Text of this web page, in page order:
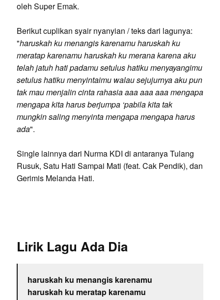
oleh Super Emak.
Berikut cuplikan syair nyanyian / teks dari lagunya:
"haruskah ku menangis karenamu haruskah ku
meratap karenamu haruskah ku merana karena aku
telah jatuh hati padamu setulus hatiku menyayangimu
setulus hatiku menyintaimu walau sejujurnya aku pun
tak mau menjalin cinta rahasia aaa aaa aaa mengapa
mengapa kita harus berjumpa ‘pabila kita tak
mungkin saling menyinta mengapa mengapa harus
ada".
Single lainnya dari Nurma KDI di antaranya Tulang
Rusuk, Satu Hati Sampai Mati (feat. Cak Pendik), dan
Gerimis Melanda Hati.
Lirik Lagu Ada Dia
haruskah ku menangis karenamu
haruskah ku meratap karenamu